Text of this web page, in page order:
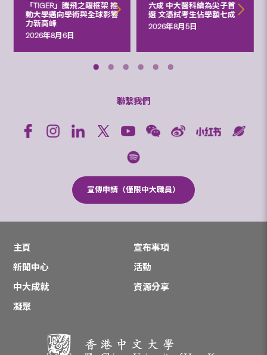
「TIGER」騰飛之躍框架 推
動大學邁向學術與全球影響
力新高峰
2026年8月6日
六成 中大醫科續為尖子首
選 文憑試考生佔學額七成
2026年8月5日
聯繫我們
宣傳申請（僅限中大職員）
主頁
宣布事項
新聞中心
活動
中大成就
資源分享
凝聚